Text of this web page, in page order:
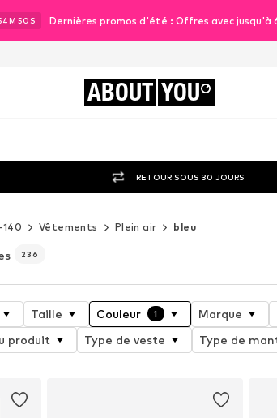
M 48 S Dernières promos d'été : Offres avec jusqu'à
ABOUT YOU
RETOUR SOUS 30 JOURS
Vêtements Plein air bleu
236
Taille Couleur 1 Marque
produit Type de veste Type de